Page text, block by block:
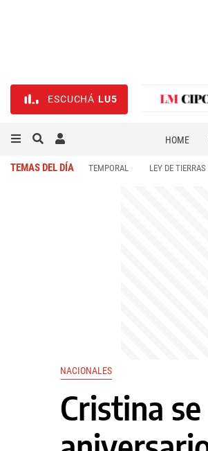
ESCUCHÁ LU5
HOME
TEMAS DEL DÍA TEMPORAL LEY DE TIERRAS
NACIONALES
Cristina